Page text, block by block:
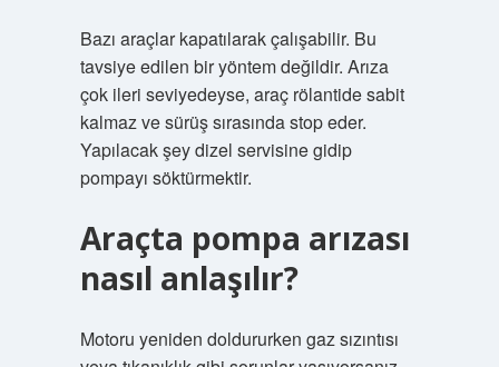
Bazı araçlar kapatılarak çalışabilir. Bu
tavsiye edilen bir yöntem değildir. Arıza
çok ileri seviyedeyse, araç rölantide sabit
kalmaz ve sürüş sırasında stop eder.
Yapılacak şey dizel servisine gidip
pompayı söktürmektir.
Araçta pompa arızası
nasıl anlaşılır?
Motoru yeniden doldururken gaz sızıntısı